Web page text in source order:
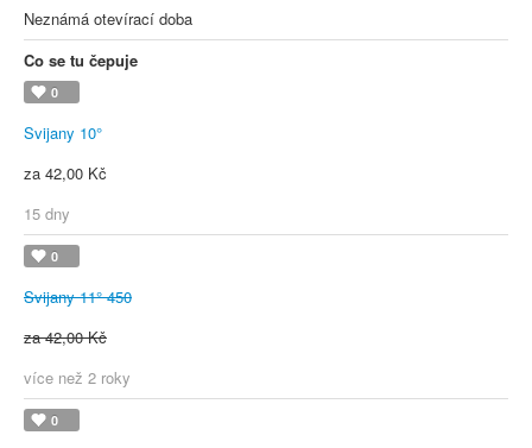
Neznámá otevírací doba
Co se tu čepuje
0
Svijany 10°
za 42,00 Kč
15 dny
0
Svijany 11° 450
za 42,00 Kč
více než 2 roky
0